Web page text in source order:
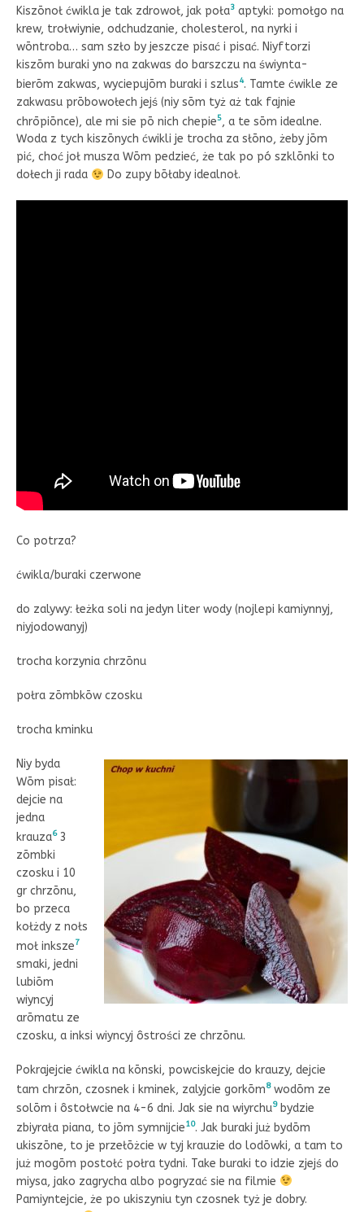
Kiszōnoł ćwikla je tak zdrowoł, jak poła3 aptyki: pomołgo na
krew, trołwiynie, odchudzanie, cholesterol, na nyrki i
wōntroba… sam szło by jeszcze pisać i pisać. Niyftorzi
kiszōm buraki yno na zakwas do barszczu na świynta-
bierōm zakwas, wyciepujōm buraki i szlus4. Tamte ćwikle ze
zakwasu prōbowołech jejś (niy sōm tyż aż tak fajnie
chrōpiōnce), ale mi sie pō nich chepie5, a te sōm idealne.
Woda z tych kiszōnych ćwikli je trocha za słōno, żeby jōm
pić, choć joł musza Wōm pedzieć, że tak po pó szklōnki to
dołech ji rada
Do zupy bōłaby idealnoł.
Co potrza?
ćwikla/buraki czerwone
do zalywy: łeżka soli na jedyn liter wody (nojlepi kamiynnyj,
niyjodowanyj)
trocha korzynia chrzōnu
połra zōmbkōw czosku
trocha kminku
Niy byda
Wōm pisał:
dejcie na
jedna
krauza63
zōmbki
czosku i 10
gr chrzōnu,
bo przeca
kołżdy z nołs
moł inksze7
smaki, jedni
lubiōm
wiyncyj
arōmatu ze
czosku, a inksi wiyncyj ôstrości ze chrzōnu.
Pokrajejcie ćwikla na kōnski, powciskejcie do krauzy, dejcie
tam chrzōn, czosnek i kminek, zalyjcie gorkōm8wodōm ze
solōm i ôstołwcie na 4-6 dni. Jak sie na wiyrchu9bydzie
zbiyrała piana, to jōm symnijcie10. Jak buraki już bydōm
ukiszōne, to je przełōżcie w tyj krauzie do lodōwki, a tam to
już mogōm postołć połra tydni. Take buraki to idzie zjejś do
miysa, jako zagrycha albo pogryzać sie na filmie
Pamiyntejcie, że po ukiszyniu tyn czosnek tyż je dobry.